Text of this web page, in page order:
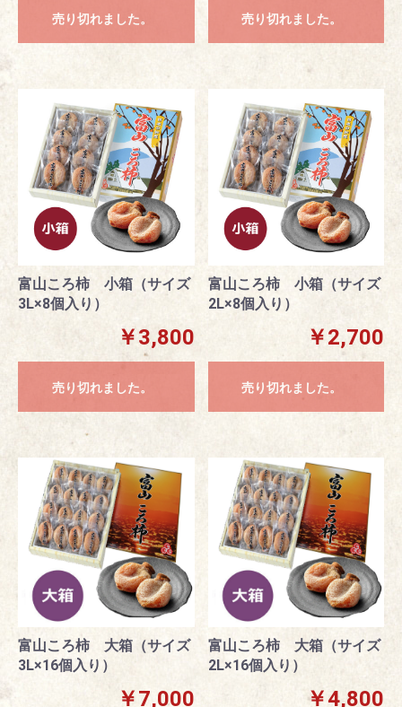
売り切れました。 売り切れました。
富山ころ柿 小箱（サイズ
3L×8個入り）
￥3,800
売り切れました。
富山ころ柿 小箱（サイズ
2L×8個入り）
￥2,700
売り切れました。
富山ころ柿 大箱（サイズ
3L×16個入り）
￥7,000
富山ころ柿 大箱（サイズ
2L×16個入り）
￥4,800